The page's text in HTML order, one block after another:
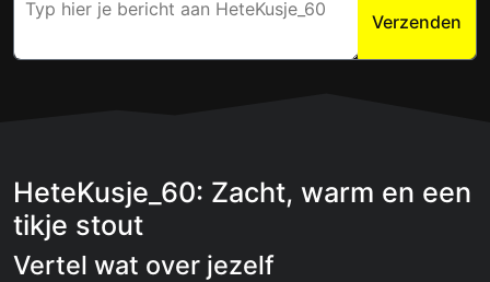
Verzenden
HeteKusje_60: Zacht, warm en een
tikje stout
Vertel wat over jezelf